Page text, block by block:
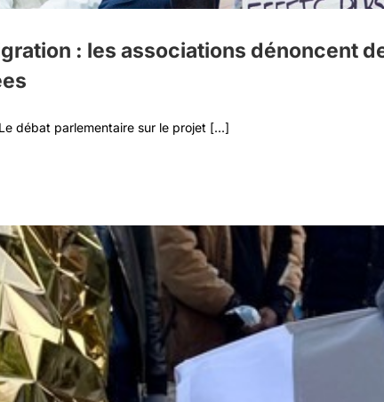
: les associations dénoncent
débat parlementaire sur le projet [...]